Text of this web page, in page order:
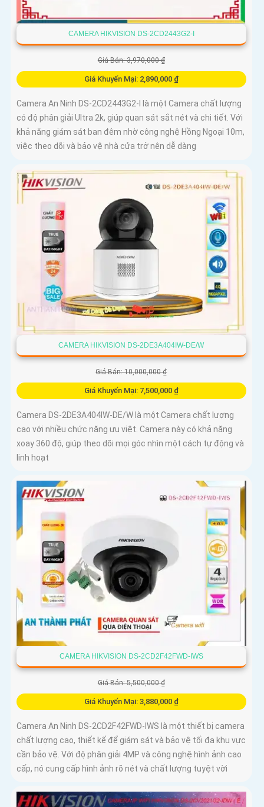
CAMERA HIKVISION DS-2CD2443G2-I
Giá Bán: 3,970,000 ₫
Giá Khuyến Mại: 2,890,000 ₫
Camera An Ninh DS-2CD2443G2-I là một Camera chất lượng
có độ phân giải Ultra 2k, giúp quan sát sắt nét và chi tiết. Với
khả năng giám sát ban đêm nhờ công nghệ Hồng Ngoại 10m,
việc theo dõi và bảo vệ nhà cửa trở nên dễ dàng
CAMERA HIKVISION DS-2DE3A404IW-DE/W
Giá Bán: 10,000,000 ₫
Giá Khuyến Mại: 7,500,000 ₫
Camera DS-2DE3A404IW-DE/W là một Camera chất lượng
cao với nhiều chức năng ưu việt. Camera này có khả năng
xoay 360 độ, giúp theo dõi mọi góc nhìn một cách tự động và
linh hoạt
CAMERA HIKVISION DS-2CD2F42FWD-IWS
Giá Bán: 5,500,000 ₫
Giá Khuyến Mại: 3,880,000 ₫
Camera An Ninh DS-2CD2F42FWD-IWS là một thiết bị camera
chất lượng cao, thiết kế để giám sát và bảo vệ tối đa khu vực
cần bảo vệ. Với độ phân giải 4MP và công nghệ hình ảnh cao
cấp, nó cung cấp hình ảnh rõ nét và chất lượng tuyệt vời